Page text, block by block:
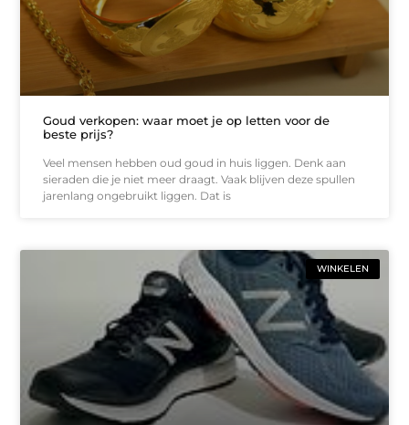
Goud verkopen: waar moet je op letten voor de
beste prijs?
Veel mensen hebben oud goud in huis liggen. Denk aan
sieraden die je niet meer draagt. Vaak blijven deze spullen
jarenlang ongebruikt liggen. Dat is
WINKELEN